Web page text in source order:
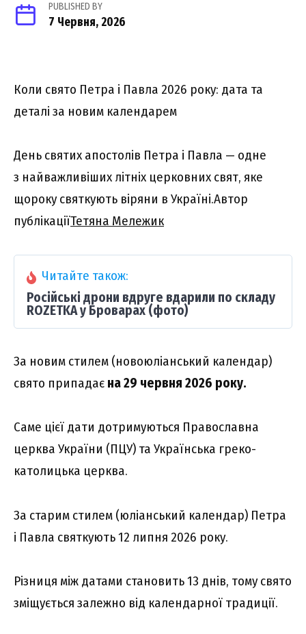
PUBLISHED BY
7 Червня, 2026
Коли свято Петра і Павла 2026 року: дата та
деталі за новим календарем
День святих апостолів Петра і Павла — одне
з найважливіших літніх церковних свят, яке
щороку святкують віряни в Україні.Автор
публікаціїТетяна Мележик
Читайте також:
Російські дрони вдруге вдарили по складу
ROZETKA у Броварах (фото)
За новим стилем (новоюліанський календар)
свято припадає на 29 червня 2026 року.
Саме цієї дати дотримуються Православна
церква України (ПЦУ) та Українська греко-
католицька церква.
За старим стилем (юліанський календар) Петра
і Павла святкують 12 липня 2026 року.
Різниця між датами становить 13 днів, тому свято
зміщується залежно від календарної традиції.